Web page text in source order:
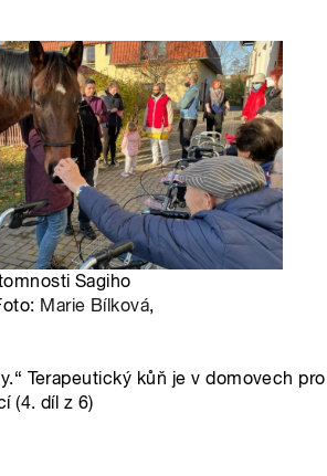
Sagiho
Marie Bílková,
Terapeutický kůň je v domovech pro
(4. díl z 6)